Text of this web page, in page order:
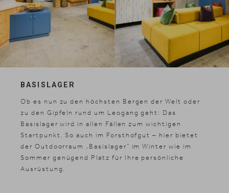
BASISLAGER
Ob es nun zu den höchsten Bergen der Welt oder
zu den Gipfeln rund um Leogang geht: Das
Basislager wird in allen Fällen zum wichtigen
Startpunkt. So auch im Forsthofgut – hier bietet
der Outdoorraum „Basislager“ im Winter wie im
Sommer genügend Platz für Ihre persönliche
Ausrüstung.